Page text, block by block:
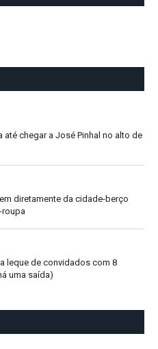
até chegar a José Pinhal no alto de
diretamente da cidade-berço
roupa
leque de convidados com 8
uma saída)